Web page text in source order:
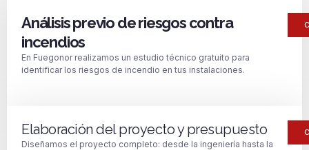
Análisis previo de riesgos contra
incendios
En Fuegonor realizamos un estudio técnico gratuito para
identificar los riesgos de incendio en tus instalaciones.
Elaboración del proyecto y presupuesto
Diseñamos el proyecto completo: desde la ingeniería hasta la